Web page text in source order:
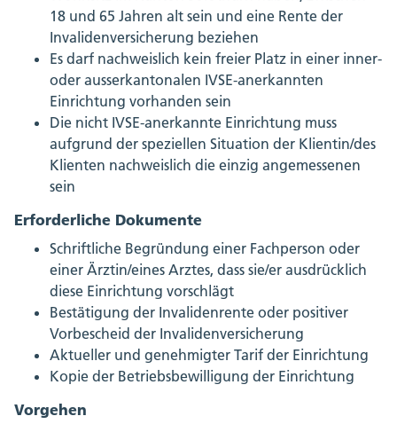
18 und 65 Jahren alt sein und eine Rente der
Invalidenversicherung beziehen
Es darf nachweislich kein freier Platz in einer inner-
oder ausserkantonalen IVSE-anerkannten
Einrichtung vorhanden sein
Die nicht IVSE-anerkannte Einrichtung muss
aufgrund der speziellen Situation der Klientin/des
Klienten nachweislich die einzig angemessenen
sein
Erforderliche Dokumente
Schriftliche Begründung einer Fachperson oder
einer Ärztin/eines Arztes, dass sie/er ausdrücklich
diese Einrichtung vorschlägt
Bestätigung der Invalidenrente oder positiver
Vorbescheid der Invalidenversicherung
Aktueller und genehmigter Tarif der Einrichtung
Kopie der Betriebsbewilligung der Einrichtung
Vorgehen